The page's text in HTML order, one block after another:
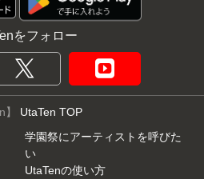
をフォロー
】 UtaTen TOP
学園祭にアーティストを呼びた
い
UtaTenの使い方